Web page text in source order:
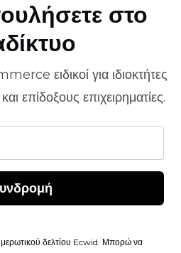
στο
ειδικοί για ιδιοκτήτες
επίδοξους επιχειρηματίες.
δελτίου Ecwid. Μπορώ να